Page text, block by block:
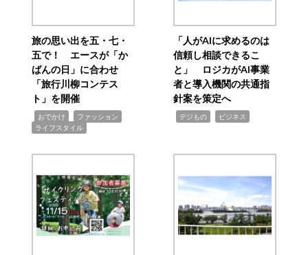
旅の思い出を五・七・
五で！ エースが「か
ばんの日」に合わせ
「旅行川柳コンテス
ト」を開催
おでかけ ファッション
ライフスタイル
「人がAIに求めるのは
信頼し相談できるこ
と」 ロジカがAI事業
者と導入機関の共通指
針案を策定へ
デジもの ビジネス